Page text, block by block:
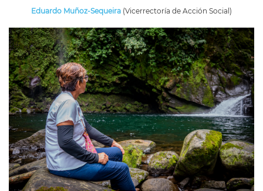
Eduardo Muñoz-Sequeira (Vicerrectoría de Acción Social)